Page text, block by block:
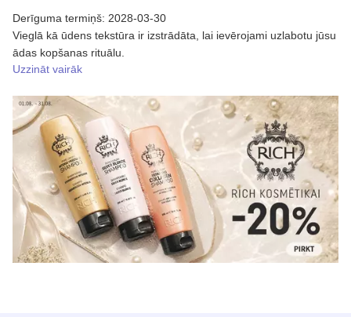
Derīguma termiņš: 2028-03-30
Vieglā kā ūdens tekstūra ir izstrādāta, lai ievērojami uzlabotu jūsu
ādas kopšanas rituālu.
Uzzināt vairāk